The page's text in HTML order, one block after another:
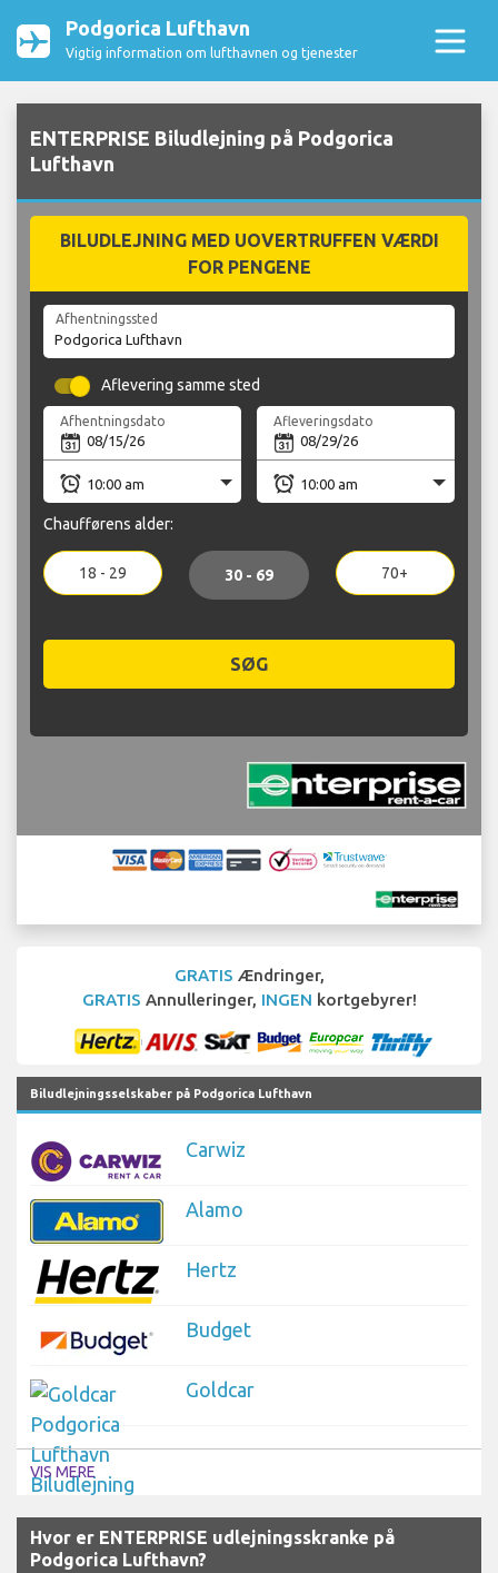
Podgorica Lufthavn
Vigtig information om lufthavnen og tjenester
ENTERPRISE Biludlejning på Podgorica
Lufthavn
BILUDLEJNING MED UOVERTRUFFEN VÆRDI
FOR PENGENE
Afhentningssted
Aflevering samme sted
Afhentningsdato Afleveringsdato
Chaufførens alder:
18 - 29 30 - 69 70+
SØG
GRATIS Ændringer,
GRATIS Annulleringer, INGEN kortgebyrer!
Biludlejningsselskaber på Podgorica Lufthavn
Carwiz
Alamo
Hertz
Budget
Goldcar
VIS MERE
Hvor er ENTERPRISE udlejningsskranke på
Podgorica Lufthavn?